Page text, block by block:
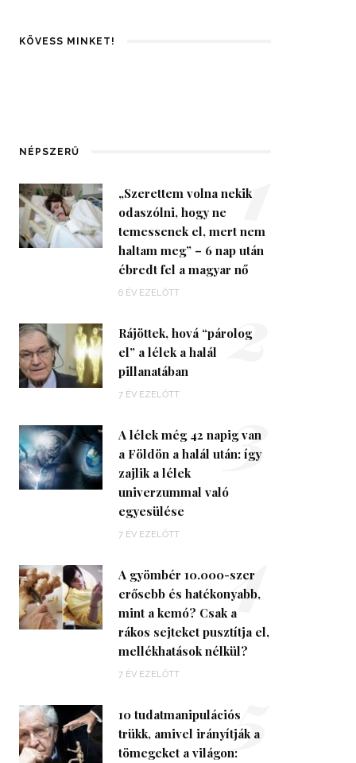
KÖVESS MINKET!
NÉPSZERŰ
„Szerettem volna nekik
odaszólni, hogy ne
temessenek el, mert nem
haltam meg” – 6 nap után
ébredt fel a magyar nő
6 ÉV EZELŐTT
1
Rájöttek, hová “párolog
el” a lélek a halál
pillanatában
7 ÉV EZELŐTT
2
A lélek még 42 napig van
a Földön a halál után: így
zajlik a lélek
univerzummal való
egyesülése
7 ÉV EZELŐTT
3
A gyömbér 10.000-szer
erősebb és hatékonyabb,
mint a kemó? Csak a
rákos sejteket pusztítja el,
mellékhatások nélkül?
7 ÉV EZELŐTT
4
10 tudatmanipulációs
trükk, amivel irányítják a
tömegeket a világon:5